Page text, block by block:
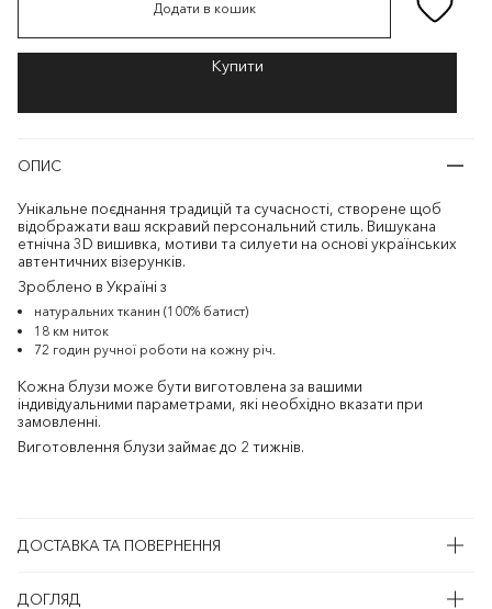
Додати в кошик
ОПИС
Унікальне поєднання традицій та сучасності, створене щоб
відображати ваш яскравий персональний стиль. Вишукана
етнічна 3D вишивка, мотиви та силуети на основі українських
автентичних візерунків.
Зроблено в Україні з
натуральних тканин (100% батист)
18 км ниток
72 годин ручної роботи на кожну річ.
Кожна блузи може бути виготовлена за вашими
індивідуальними параметрами, які необхідно вказати при
замовленні.
Виготовлення блузи займає до 2 тижнів.
ДОСТАВКА ТА ПОВЕРНЕННЯ
ДОГЛЯД